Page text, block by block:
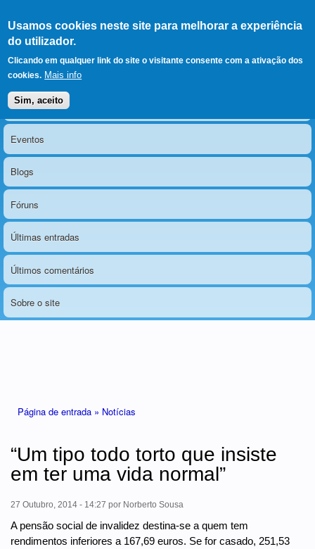
Usamos cookies neste site para melhorar a experiência
do utilizador.
Clicando em qualquer link do site o visitante consente com a ativação dos
cookies. Mais info
Sim, aceito
LERPARAVER , ir para a
página principal
O portal da visão diferente
Menu principal
Notícias
Eventos
Blogs
Fóruns
Últimas entradas
Últimos comentários
Sobre o site
Página de entrada » Notícias
“Um tipo todo torto que insiste
em ter uma vida normal”
27 Outubro, 2014 - 14:27 por Norberto Sousa
A pensão social de invalidez destina-se a quem tem
rendimentos inferiores a 167,69 euros. Se for casado, 251,53